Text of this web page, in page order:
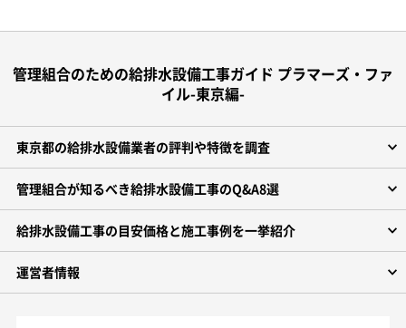
管理組合のための給排水設備工事ガイド プラマーズ・ファ
イル-東京編-
東京都の給排水設備業者の評判や特徴を調査
管理組合が知るべき給排水設備工事のQ&A8選
給排水設備工事の目安価格と施工事例を一挙紹介
運営者情報